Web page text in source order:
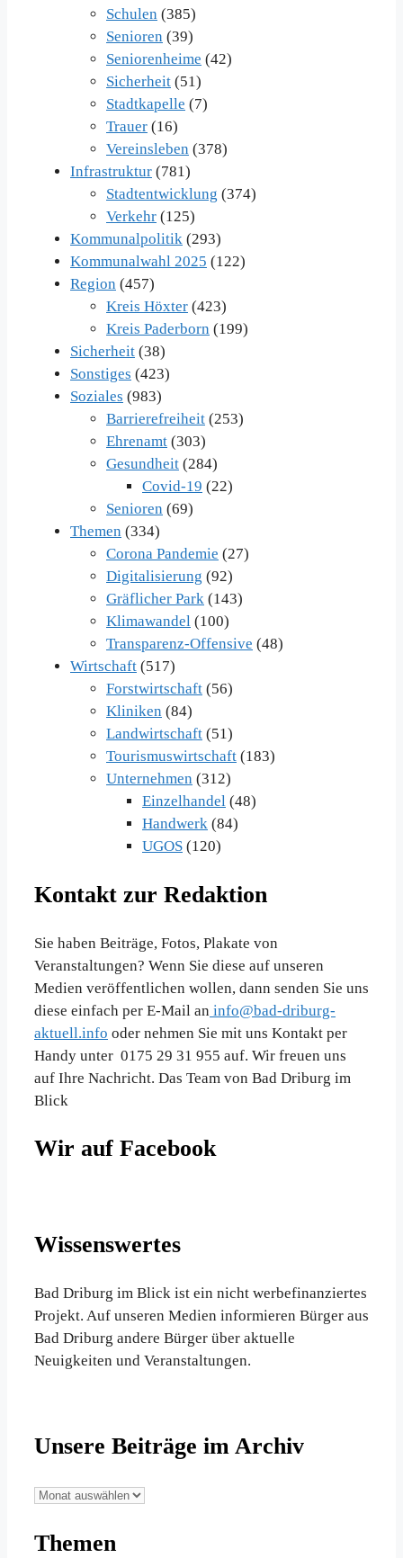
Schulen (385)
Senioren (39)
Seniorenheime (42)
Sicherheit (51)
Stadtkapelle (7)
Trauer (16)
Vereinsleben (378)
Infrastruktur (781)
Stadtentwicklung (374)
Verkehr (125)
Kommunalpolitik (293)
Kommunalwahl 2025 (122)
Region (457)
Kreis Höxter (423)
Kreis Paderborn (199)
Sicherheit (38)
Sonstiges (423)
Soziales (983)
Barrierefreiheit (253)
Ehrenamt (303)
Gesundheit (284)
Covid-19 (22)
Senioren (69)
Themen (334)
Corona Pandemie (27)
Digitalisierung (92)
Gräflicher Park (143)
Klimawandel (100)
Transparenz-Offensive (48)
Wirtschaft (517)
Forstwirtschaft (56)
Kliniken (84)
Landwirtschaft (51)
Tourismuswirtschaft (183)
Unternehmen (312)
Einzelhandel (48)
Handwerk (84)
UGOS (120)
Kontakt zur Redaktion
Sie haben Beiträge, Fotos, Plakate von
Veranstaltungen? Wenn Sie diese auf unseren
Medien veröffentlichen wollen, dann senden Sie uns
diese einfach per E-Mail an info@bad-driburg-
aktuell.info oder nehmen Sie mit uns Kontakt per
Handy unter 0175 29 31 955 auf. Wir freuen uns
auf Ihre Nachricht. Das Team von Bad Driburg im
Blick
Wir auf Facebook
Wissenswertes
Bad Driburg im Blick ist ein nicht werbefinanziertes
Projekt. Auf unseren Medien informieren Bürger aus
Bad Driburg andere Bürger über aktuelle
Neuigkeiten und Veranstaltungen.
Unsere Beiträge im Archiv
Unsere
im
Themen